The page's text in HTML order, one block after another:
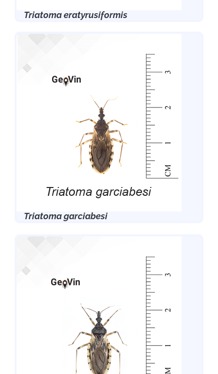
Triatoma eratyrusiformis
Triatoma garciabesi